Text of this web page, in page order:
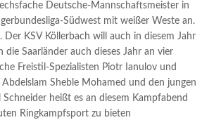
Deutsche-Mannschaftsmeister in
Südwest mit weißer Weste an.
KSV Köllerbach will auch in diesem Jahr
Saarländer auch dieses Jahr an vier
Freistil-Spezialisten Piotr Ianulov und
Sheble Mohamed und den jungen
heißt es an diesem Kampfabend
Ringkampfsport zu bieten